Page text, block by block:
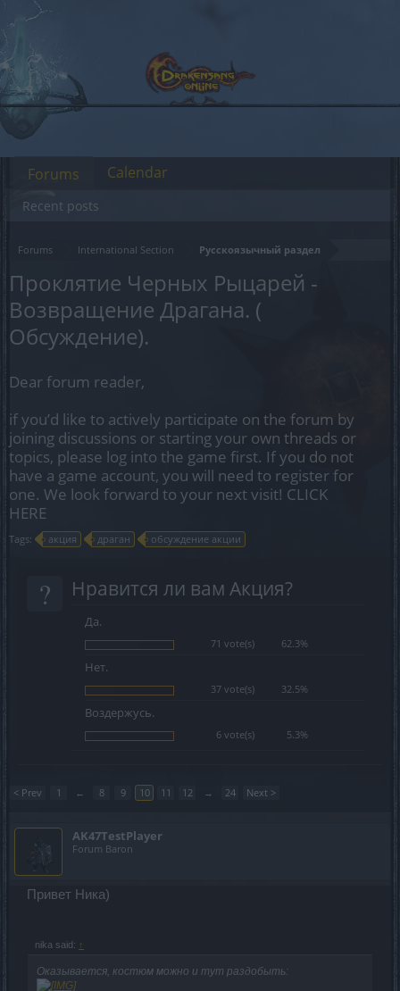
Forums International Section Русскоязычный раздел
Проклятие Черных Рыцарей -
Возвращение Драгана. (
Обсуждение).
Dear forum reader,
if you’d like to actively participate on the forum by
joining discussions or starting your own threads or
topics, please log into the game first. If you do not
have a game account, you will need to register for
one. We look forward to your next visit! CLICK
HERE
Tags: акция драган обсуждение акции
? Нравится ли вам Акция?
Да.
71 vote(s) 62.3%
Нет.
37 vote(s) 32.5%
Воздержусь.
6 vote(s) 5.3%
< Prev 1 ← 8 9 10 11 12 → 24 Next >
AK47TestPlayer
Forum Baron
Привет Ника)
nika said: ↑
Оказывается, костюм можно и тут раздобыть:
Forums
Recent posts
Calendar